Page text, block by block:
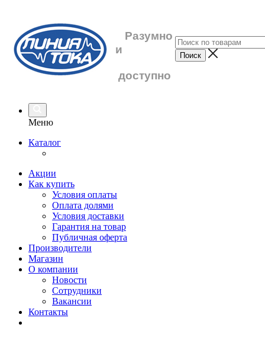
Разумно
и
доступно
Меню
Каталог
Акции
Как купить
Условия оплаты
Оплата долями
Условия доставки
Гарантия на товар
Публичная оферта
Производители
Магазин
О компании
Новости
Сотрудники
Вакансии
Контакты